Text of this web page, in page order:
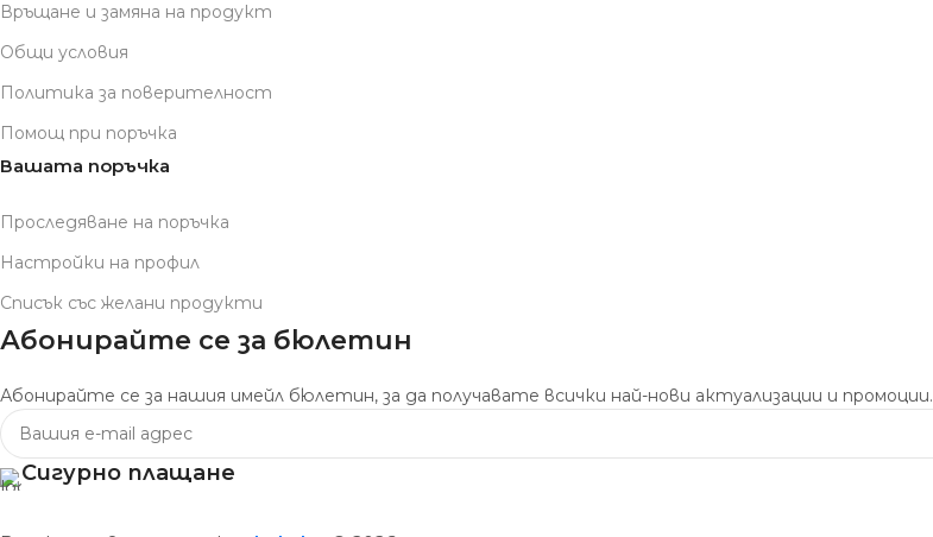
Връщане и замяна на продукт
Общи условия
Политика за поверителност
Помощ при поръчка
Вашата поръчка
Проследяване на поръчка
Настройки на профил
Списък със желани продукти
Абонирайте се за бюлетин
Абонирайте се за нашия имейл бюлетин, за да получавате всички най-нови актуализации и промоции.
Сигурно плащане